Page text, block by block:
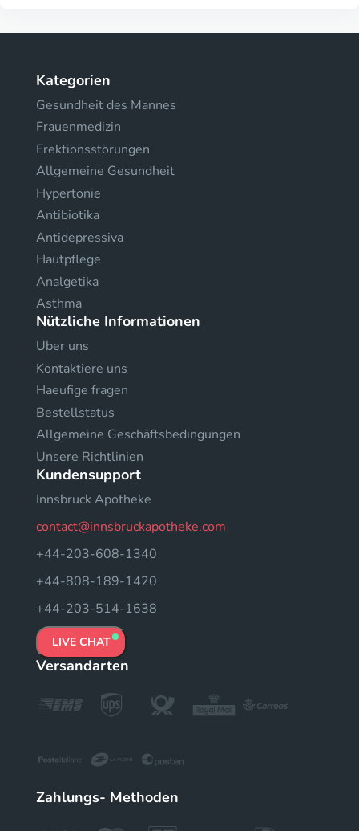
Kategorien
Gesundheit des Mannes
Frauenmedizin
Erektionsstörungen
Allgemeine Gesundheit
Hypertonie
Antibiotika
Antidepressiva
Hautpflege
Analgetika
Asthma
Nützliche Informationen
Uber uns
Kontaktiere uns
Haeufige fragen
Bestellstatus
Allgemeine Geschäftsbedingungen
Unsere Richtlinien
Kundensupport
Innsbruck Apotheke
contact@innsbruckapotheke.com
+44-203-608-1340
+44-808-189-1420
+44-203-514-1638
LIVE CHAT
Versandarten
Zahlungs- Methoden